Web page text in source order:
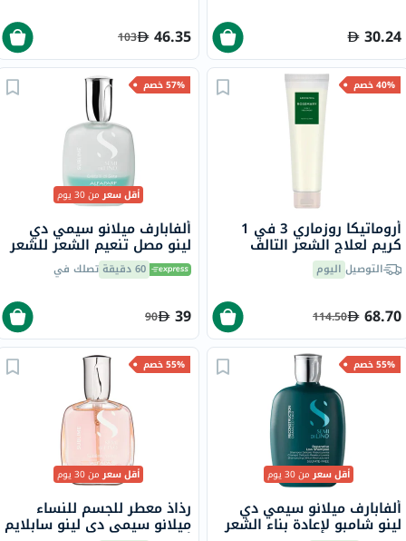
30.24
46.35
103
40% خصم
أروماتيكا روزماري 3 في 1
كريم لعلاج الشعر التالف
والمجعد 160 مل
التوصيل اليوم
68.70
114.50
57% خصم
أقل سعرمن 30 يوم
ألفابارف ميلانو سيمي دي
لينو مصل تنعيم الشعر للشعر
الناعم، 45 مل60 دقيقة تصلك في
39
90
55% خصم
أقل سعرمن 30 يوم
ألفابارف ميلانو سيمي دي
لينو شامبو لإعادة بناء الشعر
55% خصم
أقل سعرمن 30 يوم
رذاذ معطر للجسم للنساء
ميلانو سيمي دي لينو سابلايم